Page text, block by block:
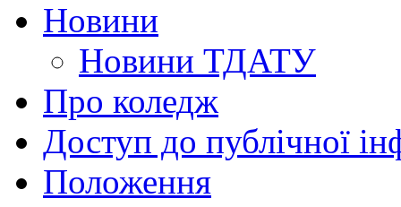
Новини
Новини ТДАТУ
Про коледж
Доступ до публічної
Положення